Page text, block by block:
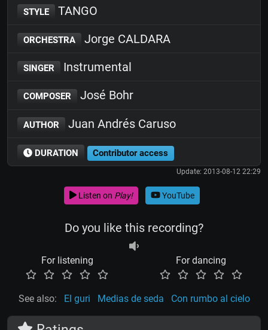
STYLE TANGO
ORCHESTRA Jorge CALDARA
SINGER Instrumental
COMPOSER José Bohr
AUTHOR Juan Andrés Caruso
DURATION Contributor access
Update: 2013-08-12 22:29
Listen on Play! YouTube
Do you like this recording?
For listening For dancing
See also: El guri Medias de seda Con rumbo al cielo